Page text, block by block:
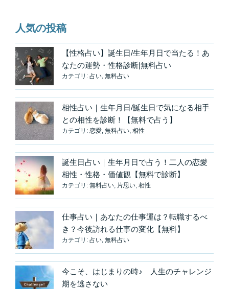
か
り
招
き
入
れ
う
な
い
の
は
運
で
は
な
「ス
ペ
ー
ス」”
の
ペ
ー
ジ
送
り
人気の投稿
【性格占い】誕生日/生年月日で当たる！あ
なたの運勢・性格診断|無料占い
カテゴリ: 占い, 無料占い
相性占い｜生年月日/誕生日で気になる相手
との相性を診断！【無料で占う】
カテゴリ: 恋愛, 無料占い, 相性
誕生日占い｜生年月日で占う！二人の恋愛
相性・性格・価値観【無料で診断】
カテゴリ: 無料占い, 片思い, 相性
仕事占い｜あなたの仕事運は？転職するべ
き？今後訪れる仕事の変化【無料】
カテゴリ: 占い, 無料占い
今こそ、はじまりの時♪ 人生のチャレンジ
期を逃さない